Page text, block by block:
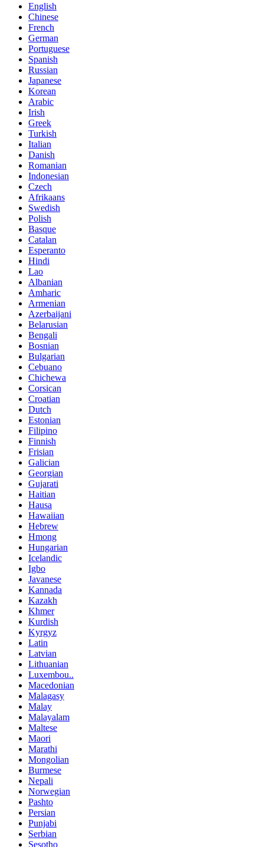
English
Chinese
French
German
Portuguese
Spanish
Russian
Japanese
Korean
Arabic
Irish
Greek
Turkish
Italian
Danish
Romanian
Indonesian
Czech
Afrikaans
Swedish
Polish
Basque
Catalan
Esperanto
Hindi
Lao
Albanian
Amharic
Armenian
Azerbaijani
Belarusian
Bengali
Bosnian
Bulgarian
Cebuano
Chichewa
Corsican
Croatian
Dutch
Estonian
Filipino
Finnish
Frisian
Galician
Georgian
Gujarati
Haitian
Hausa
Hawaiian
Hebrew
Hmong
Hungarian
Icelandic
Igbo
Javanese
Kannada
Kazakh
Khmer
Kurdish
Kyrgyz
Latin
Latvian
Lithuanian
Luxembou..
Macedonian
Malagasy
Malay
Malayalam
Maltese
Maori
Marathi
Mongolian
Burmese
Nepali
Norwegian
Pashto
Persian
Punjabi
Serbian
Sesotho